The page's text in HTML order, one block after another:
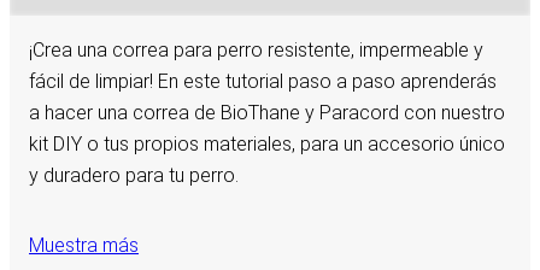
¡Crea una correa para perro resistente, impermeable y
fácil de limpiar! En este tutorial paso a paso aprenderás
a hacer una correa de BioThane y Paracord con nuestro
kit DIY o tus propios materiales, para un accesorio único
y duradero para tu perro.
Muestra más